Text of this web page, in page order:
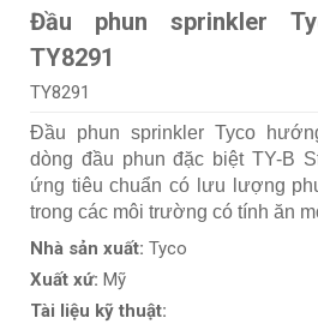
Đầu phun sprinkler
TY8291
TY8291
Đầu phun sprinkler Tyco
dòng đầu phun đặc biệt TY-B
ứng tiêu chuẩn có lưu lượng
trong các môi trường có tính ăn
Nhà sản xuất: Tyco
Xuất xứ: Mỹ
Tài liệu kỹ thuật: